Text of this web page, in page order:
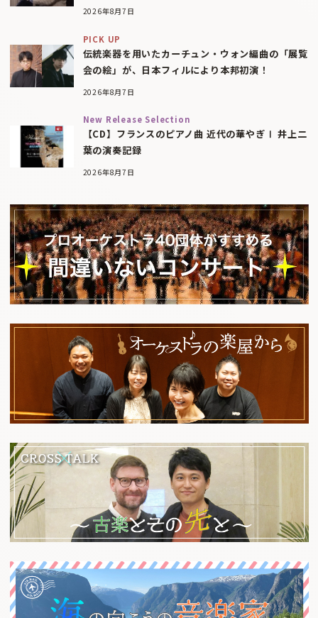
2026年8月7日
PICK UP
伝統楽器を用いたカーチュン・ウォン編曲の「展覧
会の絵」が、日本フィルにより本邦初演！
2026年8月7日
New Release Selection
【CD】フランスのピアノ曲 近代の華やぎⅠ 井上二
葉の演奏記録
2026年8月7日